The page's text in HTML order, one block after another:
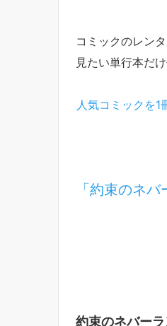
コミックのレン
見たい単行本だ
人気コミックを1
「約束のネ
約束のネバー